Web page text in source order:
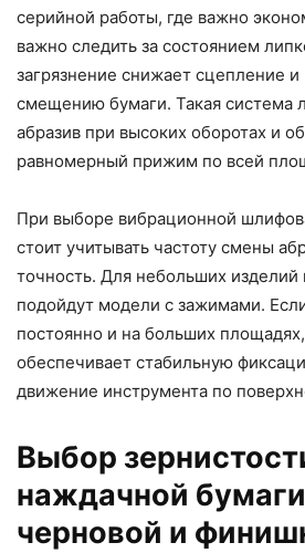
серийной работы, где важно
важно следить за состоянием
загрязнение снижает сцепление
смещению бумаги. Такая система
абразив при высоких оборотах и
равномерный прижим по всей
При выборе вибрационной
стоит учитывать частоту смены
точность. Для небольших изделий
подойдут модели с зажимами.
постоянно и на больших
обеспечивает стабильную
движение инструмента по
Выбор
наждачной
черновой и